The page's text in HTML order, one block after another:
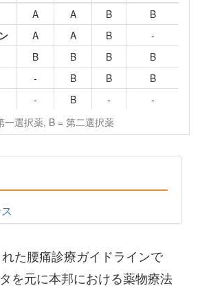
一選択薬, B = 第二選択薬
A A B
B
A A B
-
B B B
B
- B B
B
- B - -
た腰痛診療ガイドラインで
を元に本邦における薬物療法